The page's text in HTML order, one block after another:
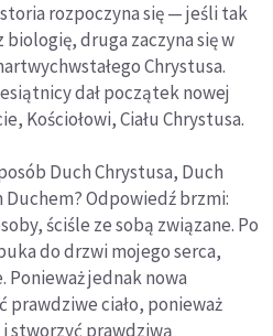
rozpoczyna się — jeśli tak
druga zaczyna się w
Chrystusa.
dał początek nowej
Kościołowi, Ciału Chrystusa.
Duch Chrystusa, Duch
Duchem? Odpowiedź brzmi:
ściśle ze sobą związane. Po
do drzwi mojego serca,
jednak nowa
ciało, ponieważ
stworzyć prawdziwą